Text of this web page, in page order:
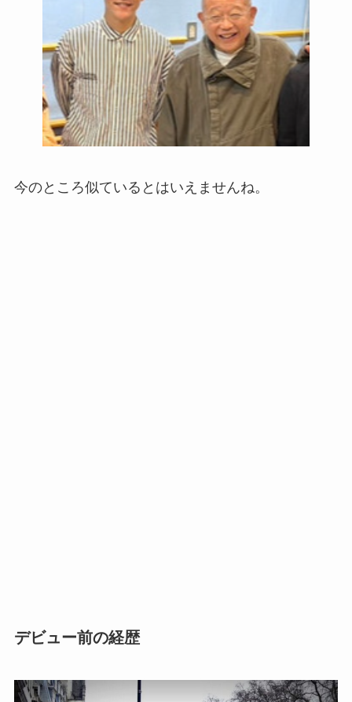
今のところ似ているとはいえませんね。
デビュー前の経歴